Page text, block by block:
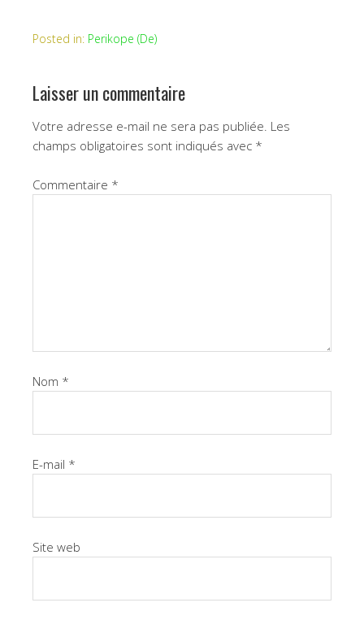
Posted in: Perikope (De)
Laisser un commentaire
Votre adresse e-mail ne sera pas publiée. Les
champs obligatoires sont indiqués avec *
Commentaire *
Nom *
E-mail *
Site web